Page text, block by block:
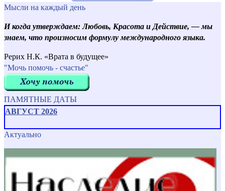
Мысли на каждый день
И когда утверждаем: Любовь, Красота и Действие, — мы
знаем, что произносим формулу международного языка.
Рерих Н.К. «Врата в будущее»
"Мочь помочь - счастье"
ПАМЯТНЫЕ ДАТЫ
АВГУСТ 2026
Актуально